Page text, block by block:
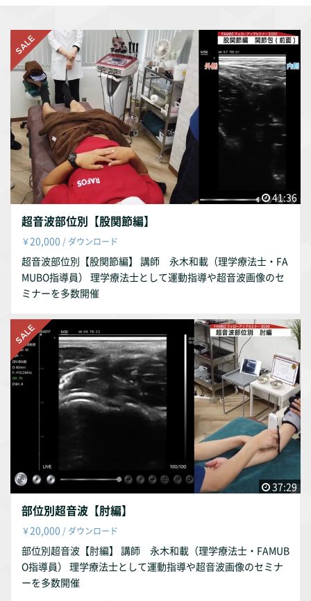
41:36
超音波部位別【股関節編】
￥20,000 / ダウンロード
超音波部位別【股関節編】 講師 永木和載（理学療法士・FA
MUBO指導員） 理学療法士として運動指導や超音波画像のセ
ミナーを多数開催
37:29
部位別超音波【肘編】
￥20,000 / ダウンロード
部位別超音波【肘編】 講師 永木和載（理学療法士・FAMUB
O指導員） 理学療法士として運動指導や超音波画像のセミナ
ーを多数開催